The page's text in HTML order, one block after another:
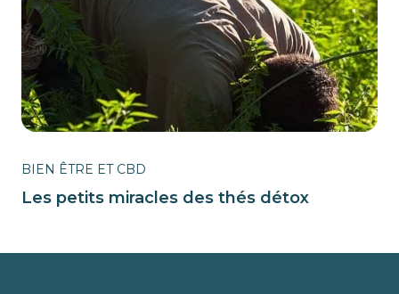
BIEN ÊTRE ET CBD
Les petits miracles des thés détox